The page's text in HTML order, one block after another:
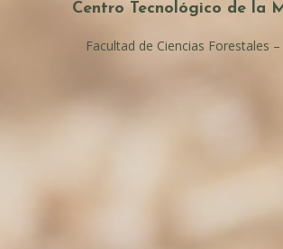
Centro Tecnológico de la
Facultad de Ciencias Forestales –